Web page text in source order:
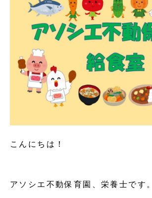
こんにちは！
アソシエ不動保育園、栄養士です。